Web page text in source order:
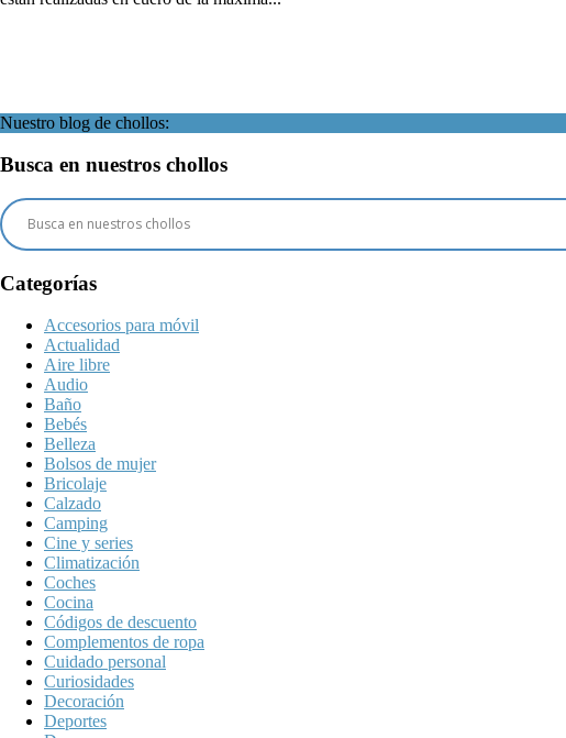
Nuestro blog de chollos:
Busca en nuestros chollos
Categorías
Accesorios para móvil
Actualidad
Aire libre
Audio
Baño
Bebés
Belleza
Bolsos de mujer
Bricolaje
Calzado
Camping
Cine y series
Climatización
Coches
Cocina
Códigos de descuento
Complementos de ropa
Cuidado personal
Curiosidades
Decoración
Deportes